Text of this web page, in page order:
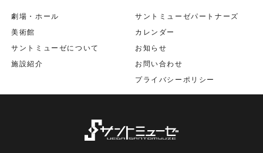
劇場・ホール
美術館
サントミューゼについて
施設紹介
サントミューゼパートナーズ
カレンダー
お知らせ
お問い合わせ
プライバシーポリシー